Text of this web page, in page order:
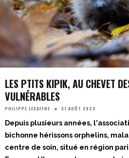
LES PTITS KIPIK, AU CHEVET
VULNÉRABLES
PHILIPPE LESAFFRE 31 AOÛT 2022
Depuis plusieurs années,
bichonne hérissons orphelins,
centre de soin, situé en région